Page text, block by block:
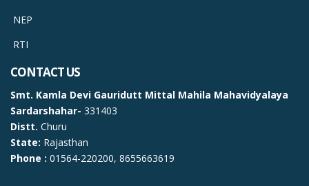
NEP
RTI
CONTACT US
Smt. Kamla Devi Gauridutt Mittal Mahila Mahavidyalaya
Sardarshahar- 331403
Distt. Churu
State: Rajasthan
Phone : 01564-220200, 8655663619